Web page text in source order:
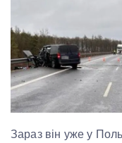
Зараз він уже у